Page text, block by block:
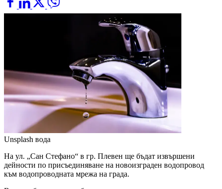
Unsplash вода
На ул. „Сан Стефано“ в гр. Плевен ще бъдат извършени
дейности по присъединяване на новоизграден водопровод
към водопроводната мрежа на града.